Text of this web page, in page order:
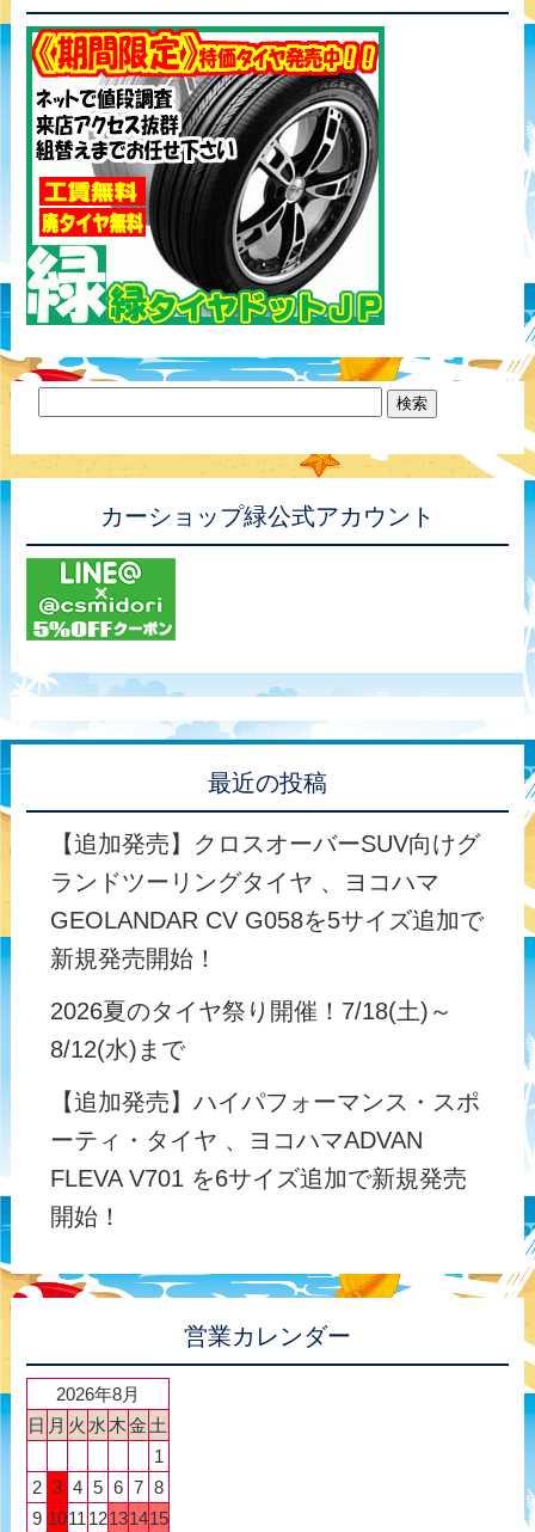
カーショップ緑公式アカウント
最近の投稿
【追加発売】クロスオーバーSUV向けグ
ランドツーリングタイヤ 、ヨコハマ
GEOLANDAR CV G058を5サイズ追加で
新規発売開始！
2026夏のタイヤ祭り開催！7/18(土)～
8/12(水)まで
【追加発売】ハイパフォーマンス・スポ
ーティ・タイヤ 、ヨコハマADVAN
FLEVA V701 を6サイズ追加で新規発売
開始！
営業カレンダー
2026年8月
日 月 火 水 木金 土
1
2 3 4 5 6 7 8
9 1011 12131415